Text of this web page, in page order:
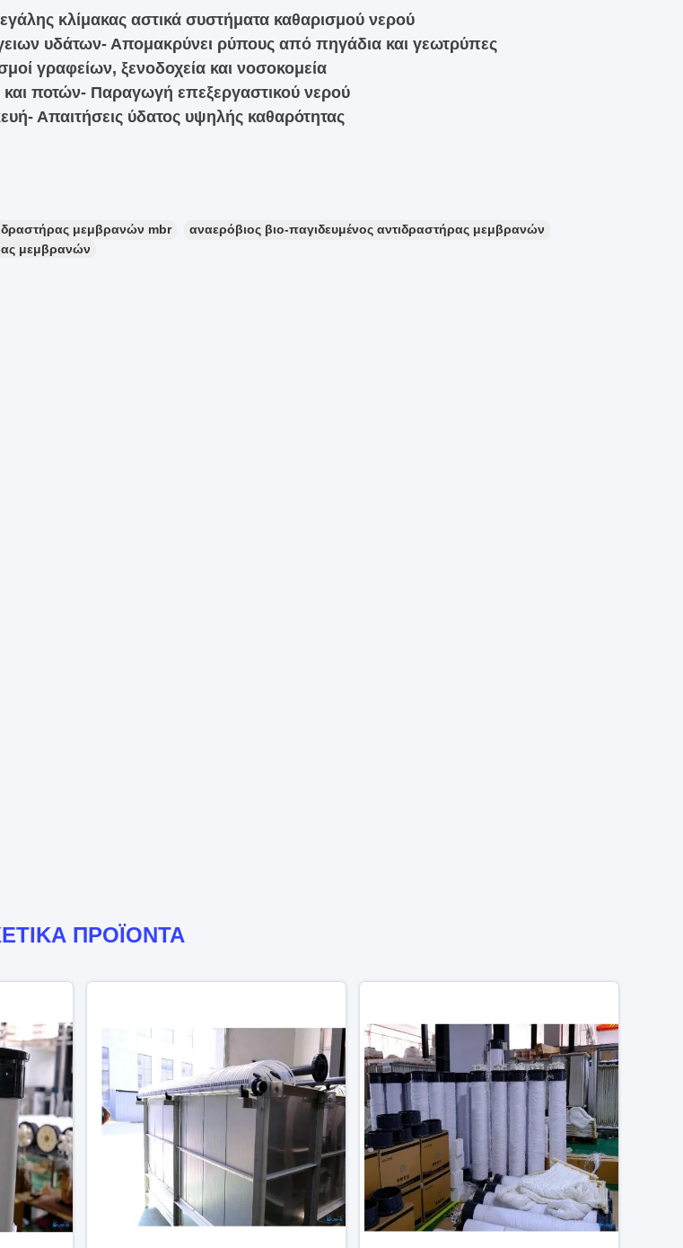
κλίμακας αστικά συστήματα καθαρισμού νερού
υδάτων- Απομακρύνει ρύπους από πηγάδια και γεωτρύπες
γραφείων, ξενοδοχεία και νοσοκομεία
ποτών- Παραγωγή επεξεργαστικού νερού
- Απαιτήσεις ύδατος υψηλής καθαρότητας
μεμβρανών mbr
αναερόβιος βιο-παγιδευμένος αντιδραστήρας μεμβρανών
μεμβρανών
ΠΡΟΪΟΝΤΑ